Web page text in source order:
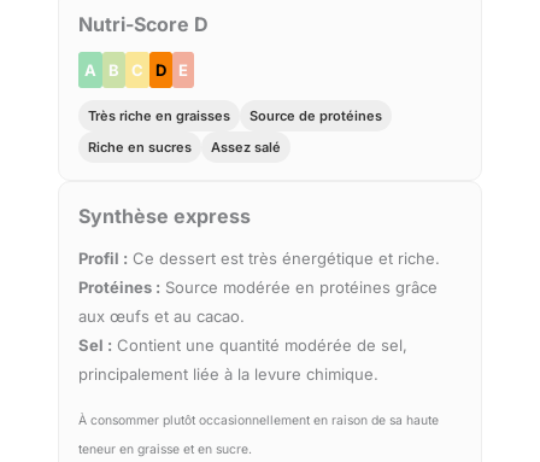
Nutri-Score D
A B C D E
Très riche en graisses
Source de protéines
Riche en sucres
Assez salé
Synthèse express
Profil : Ce dessert est très énergétique et riche.
Protéines : Source modérée en protéines grâce
aux œufs et au cacao.
Sel : Contient une quantité modérée de sel,
principalement liée à la levure chimique.
À consommer plutôt occasionnellement en raison de sa haute
teneur en graisse et en sucre.